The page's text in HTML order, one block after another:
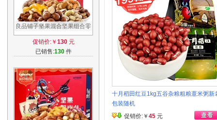
良品铺子坚果混合坚果组合零
食年货干果礼盒3盒起购
促销价:￥ 130元
已销售:130件
十月稻田红豆1kg五谷杂粮粗粮薏米粥新
包装随机
促销价:￥ 45 元